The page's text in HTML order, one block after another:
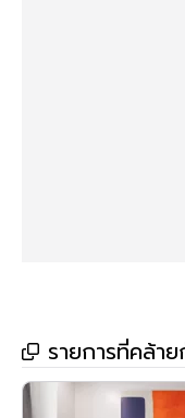
🔸สถานที่สำคัญใกล้เคีย
• MRT ลาดพร้าว 500 ม.
รายการที่คล้า